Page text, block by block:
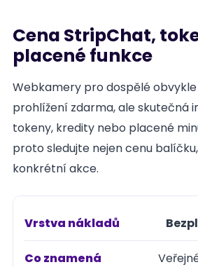
Cena StripChat,
placené funkce
Webkamery pro dospělé
prohlížení zdarma, ale skutečná
tokeny, kredity nebo placené
proto sledujte nejen cenu
konkrétní akce.
Vrstva